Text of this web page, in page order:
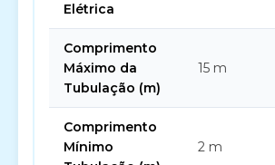
Elétrica
Comprimento
Máximo da
Tubulação (m)
15 m
Comprimento
Mínimo
2 m